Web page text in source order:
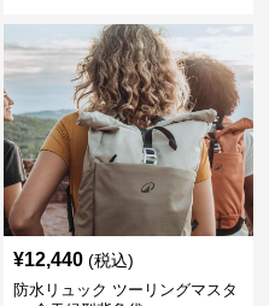
¥12,440 (税込)
防水リュック ツーリングマスタ